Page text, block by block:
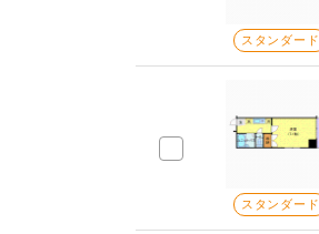
スタンダード
スタンダード